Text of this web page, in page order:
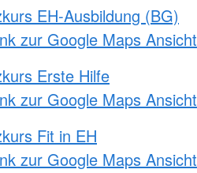
EH-Ausbildung (BG)
zur Google Maps Ansicht
Erste Hilfe
zur Google Maps Ansicht
Fit in EH
zur Google Maps Ansicht